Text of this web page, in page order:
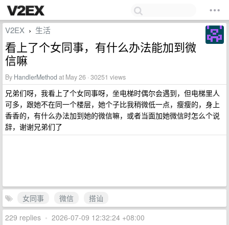
V2EX › 生活
看上了个女同事，有什么办法能加到微
信嘛
By HandlerMethod at May 26 · 30251 views
兄弟们呀，我看上了个女同事呀，坐电梯时偶尔会遇到，但电梯里人
可多，跟她不在同一个楼层，她个子比我稍微低一点，瘦瘦的，身上
香香的，有什么办法加到她的微信嘛，或者当面加她微信时怎么个说
辞，谢谢兄弟们了
女同事 微信
搭讪
229 replies • 2026-07-09 12:32:24 +08:00